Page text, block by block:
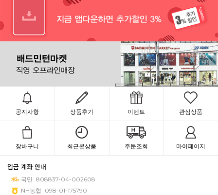
공지사항 상품후기 이벤트 관심상품
장바구니 최근본상품 주문조회 마이페이지
입금 계좌 안내
국민 808837-04-002608
NH농협
098-01-175790